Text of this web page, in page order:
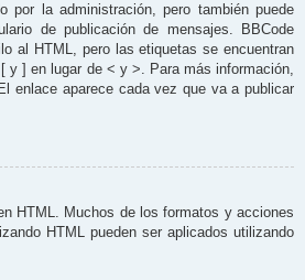
por la administración, pero también puede
de publicación de mensajes. BBCode
al HTML, pero las etiquetas se encuentran
y ] en lugar de < y >. Para más información,
enlace aparece cada vez que va a publicar
HTML. Muchos de los formatos y acciones
HTML pueden ser aplicados utilizando